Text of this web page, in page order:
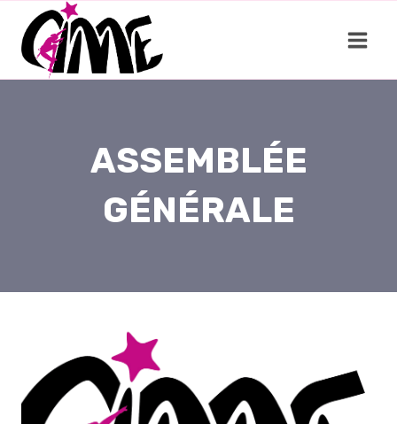
contenu
ASSEMBLÉE
GÉNÉRALE